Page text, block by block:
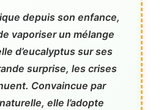
depuis son enfance,
vaporiser un mélange
d’eucalyptus sur ses
surprise, les crises
Convaincue par
elle l’adopte